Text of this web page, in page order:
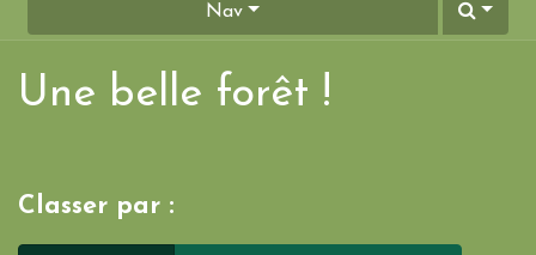
Nav
Une belle forêt !
Classer par :